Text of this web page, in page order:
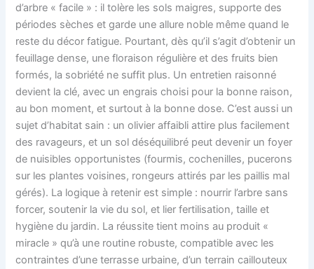
d’arbre « facile » : il tolère les sols maigres, supporte des
périodes sèches et garde une allure noble même quand le
reste du décor fatigue. Pourtant, dès qu’il s’agit d’obtenir un
feuillage dense, une floraison régulière et des fruits bien
formés, la sobriété ne suffit plus. Un entretien raisonné
devient la clé, avec un engrais choisi pour la bonne raison,
au bon moment, et surtout à la bonne dose. C’est aussi un
sujet d’habitat sain : un olivier affaibli attire plus facilement
des ravageurs, et un sol déséquilibré peut devenir un foyer
de nuisibles opportunistes (fourmis, cochenilles, pucerons
sur les plantes voisines, rongeurs attirés par les paillis mal
gérés). La logique à retenir est simple : nourrir l’arbre sans
forcer, soutenir la vie du sol, et lier fertilisation, taille et
hygiène du jardin. La réussite tient moins au produit «
miracle » qu’à une routine robuste, compatible avec les
contraintes d’une terrasse urbaine, d’un terrain caillouteux